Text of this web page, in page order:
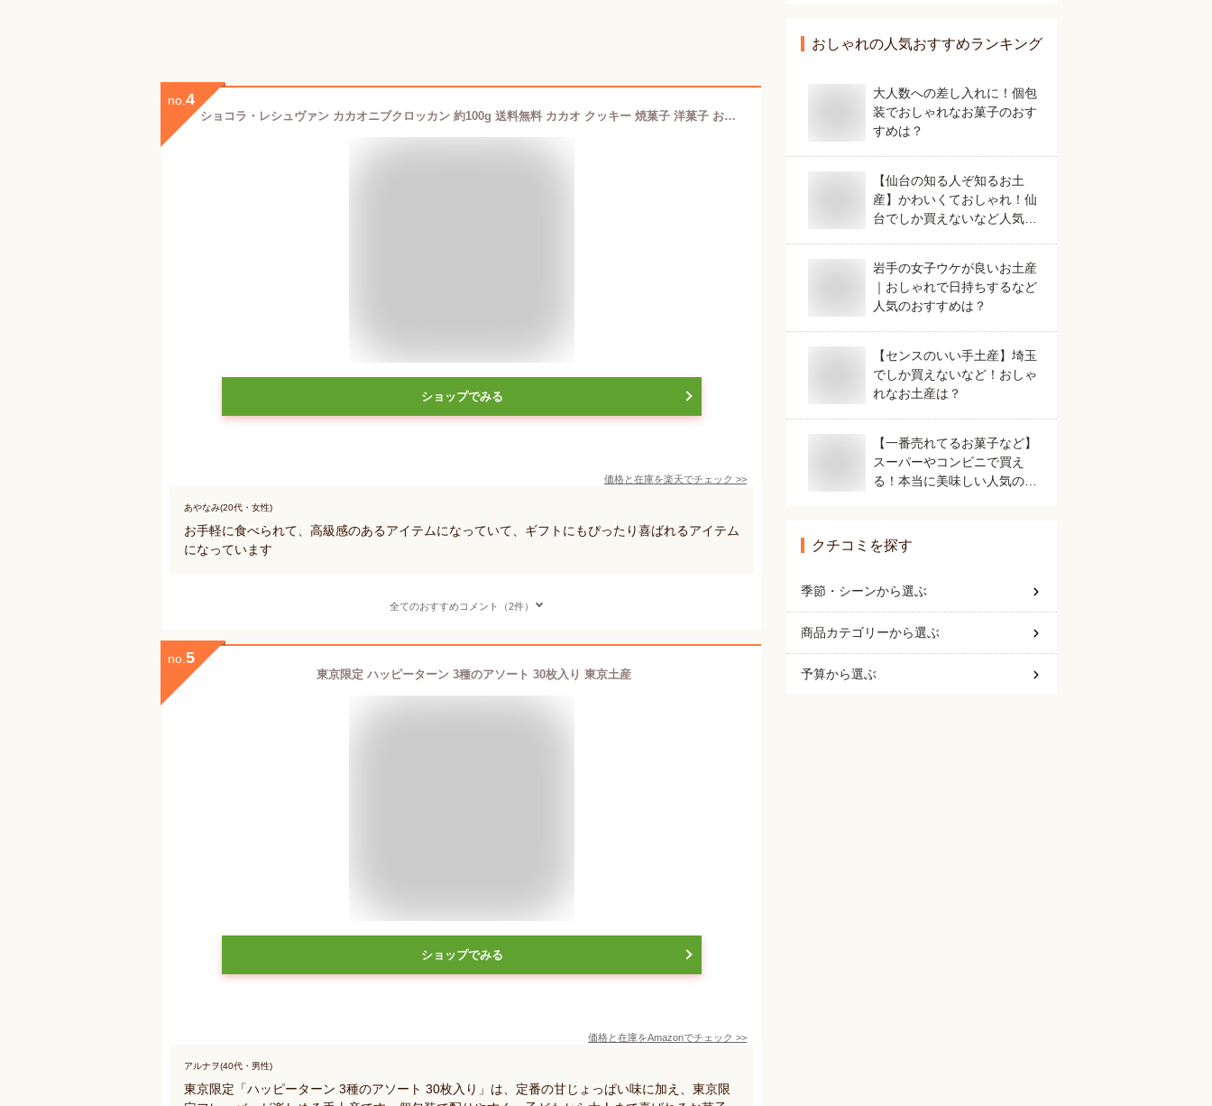
no. 4
ショコラ・レシュヴァン カカオニブクロッカン 約100g 送料無料 カカオ クッキー 焼菓子 洋菓子 おかし 高輪台 チョコレート スイーツ 化粧箱 お取り寄せ ギフト
ショップでみる
価格と在庫を楽天でチェック >>
あやなみ(20代・女性)
お手軽に食べられて、高級感のあるアイテムになっていて、ギフトにもぴったり喜ばれるアイテム
になっています
全てのおすすめコメント（2件）
no. 5
東京限定 ハッピーターン 3種のアソート 30枚入り 東京土産
ショップでみる
価格と在庫をAmazonでチェック >>
アルナヲ(40代・男性)
東京限定「ハッピーターン 3種のアソート 30枚入り」は、定番の甘じょっぱい味に加え、東京限
おしゃれの人気おすすめランキング
大人数への差し入れに！個包
装でおしゃれなお菓子のおす
すめは？
【仙台の知る人ぞ知るお土
産】かわいくておしゃれ！仙
台でしか買えないなど人気の
岩手の女子ウケが良いお土産
｜おしゃれで日持ちするなど
人気のおすすめは？
【センスのいい手土産】埼玉
でしか買えないなど！おしゃ
れなお土産は？
【一番売れてるお菓子など】
スーパーやコンビニで買え
る！本当に美味しい人気のお
クチコミを探す
季節・シーンから選ぶ
商品カテゴリーから選ぶ
予算から選ぶ